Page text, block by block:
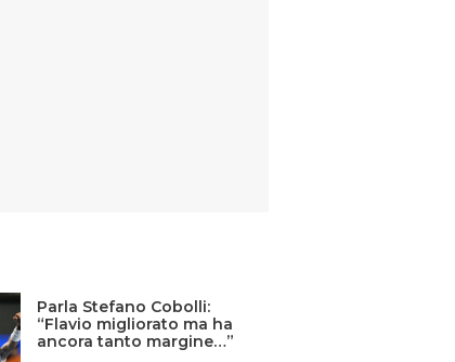
Parla Stefano Cobolli:
“Flavio migliorato ma ha
ancora tanto margine…”